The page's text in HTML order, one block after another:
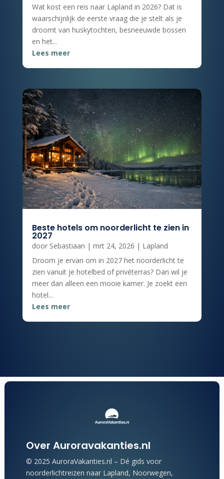
Wat kost een reis naar Lapland in 2026? Dat is
waarschijnlijk de eerste vraag die je stelt als je
droomt van huskytochten, besneeuwde bossen
en het...
Lees meer
Beste hotels om noorderlicht te zien in
2027
door Sebastiaan | mrt 24, 2026 | Lapland
Droom je ervan om in 2027 het noorderlicht te
zien vanuit je hotelbed of privéterras? Dan wil je
meer dan alleen een mooie kamer. Je zoekt een
hotel...
Lees meer
Over Auroravakanties.nl
© 2025 AuroraVakanties.nl – Dé gids voor
noorderlichtreizen naar Lapland, Noorwegen,